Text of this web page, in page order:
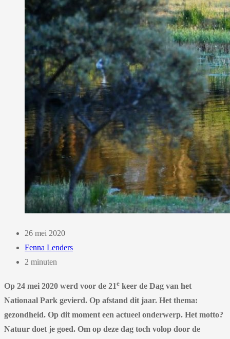
26 mei 2020
Fenna Lenders
2 minuten
Op 24 mei 2020 werd voor de 21e keer de Dag van het
Nationaal Park gevierd. Op afstand dit jaar. Het thema:
gezondheid. Op dit moment een actueel onderwerp. Het motto?
Natuur doet je goed. Om op deze dag toch volop door de